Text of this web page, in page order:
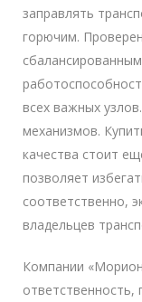
заправлять
горючим.
всех важных
механизмов.
качества стоит
позволяет
соответственно,
владельцев
Компании